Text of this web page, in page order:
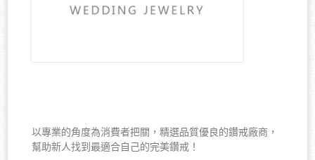
以專業的角度為消費者把關，精選品質優良的鑽戒廠商，
幫助新人找到最適合自己的完美鑽戒！